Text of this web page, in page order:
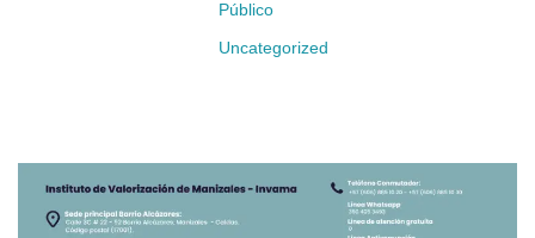
Público
Uncategorized